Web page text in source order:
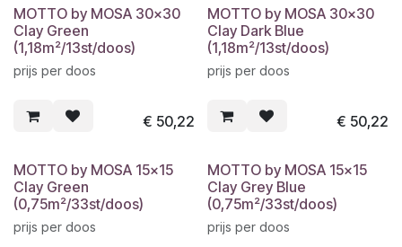
MOTTO by MOSA 30x30
Clay Green
(1,18m²/13st/doos)
prijs per doos
€ 50,22
MOTTO by MOSA 30x30
Clay Dark Blue
(1,18m²/13st/doos)
prijs per doos
€ 50,22
MOTTO by MOSA 15x15
Clay Green
(0,75m²/33st/doos)
prijs per doos
MOTTO by MOSA 15x15
Clay Grey Blue
(0,75m²/33st/doos)
prijs per doos